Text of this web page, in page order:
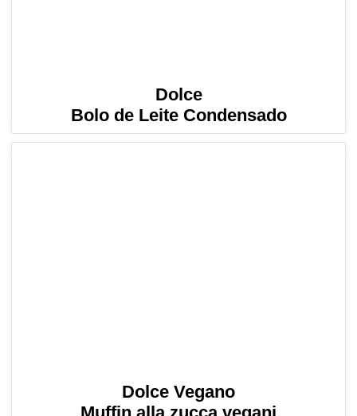
Dolce
Bolo de Leite Condensado
Dolce Vegano